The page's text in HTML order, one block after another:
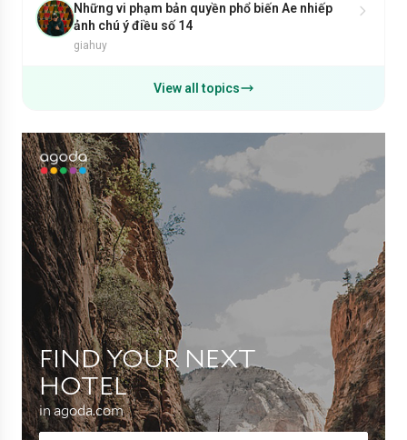
Những vi phạm bản quyền phổ biến Ae nhiếp
ảnh chú ý điều số 14
giahuy
View all topics